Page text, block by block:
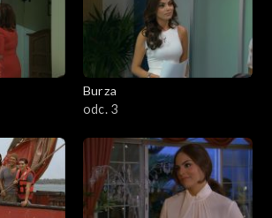
Burza
odc. 3